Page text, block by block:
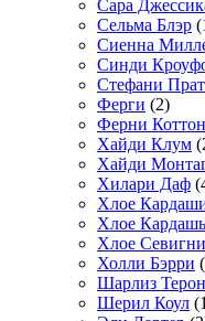
Сара
Сельма Блэр
Сиенна
Синди
Стефани
Ферги (2)
Ферни Коттон
Хайди Клум
Хайди
Хилари Даф
Хлое
Хлое
Хлое Севигни
Холли Бэрри
Шарлиз Терон
Шерил Коул